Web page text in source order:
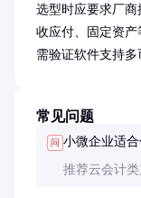
选型时应要求厂
收应付、固定资
需验证软件支持多
常见问题
问 小微企业适
推荐云会计